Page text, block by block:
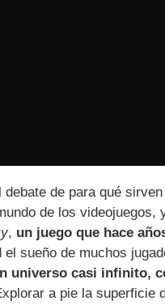
de para qué
de los videojuegos,
, un juego que hace
sueño de muchos
universo casi infinito,
a pie la superficie